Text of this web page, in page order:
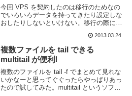
今回 VPS を契約したのは移行のためなの
でいろいろデータを持ってきたり設定しな
おしたりしないといけない。移行の際に何
行Linux のユーザー情報は以下のファイル
に記述してある。これらのファイルの中身
を...
2013.03.24
複数ファイルを tail できる
multitail が便利!
複数のファイルを tail -f でまとめて見れな
いかなーと思ってぐぐったらやっぱりあっ
たので試してみた。multitail というソフト